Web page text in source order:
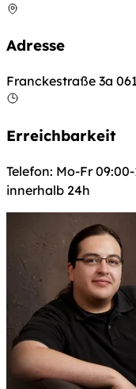
Adresse
Franckestraße 3a
Erreichbarkeit
Telefon: Mo-Fr
innerhalb 24h